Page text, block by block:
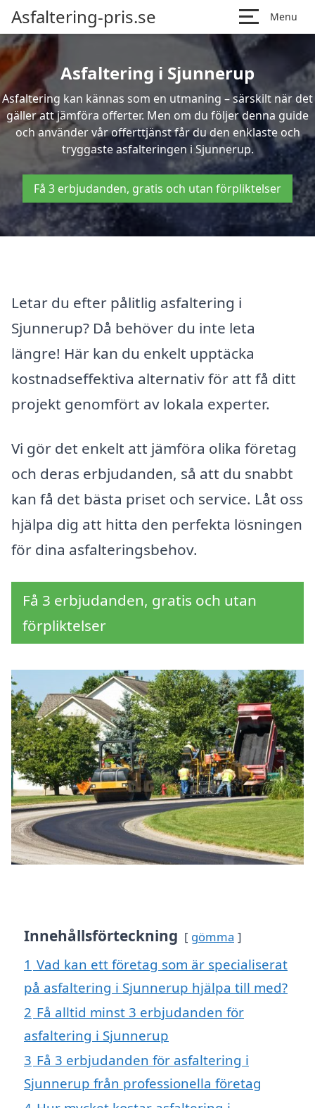
Asfaltering-pris.se Menu
Asfaltering i Sjunnerup
Asfaltering kan kännas som en utmaning – särskilt när det
gäller att jämföra offerter. Men om du följer denna guide
och använder vår offerttjänst får du den enklaste och
tryggaste asfalteringen i Sjunnerup.
Få 3 erbjudanden, gratis och utan förpliktelser
Letar du efter pålitlig asfaltering i
Sjunnerup? Då behöver du inte leta
längre! Här kan du enkelt upptäcka
kostnadseffektiva alternativ för att få ditt
projekt genomfört av lokala experter.
Vi gör det enkelt att jämföra olika företag
och deras erbjudanden, så att du snabbt
kan få det bästa priset och service. Låt oss
hjälpa dig att hitta den perfekta lösningen
för dina asfalteringsbehov.
Få 3 erbjudanden, gratis och utan
förpliktelser
Innehållsförteckning gömma
1 Vad kan ett företag som är specialiserat
på asfaltering i Sjunnerup hjälpa till med?
2 Få alltid minst 3 erbjudanden för
asfaltering i Sjunnerup
3 Få 3 erbjudanden för asfaltering i
Sjunnerup från professionella företag